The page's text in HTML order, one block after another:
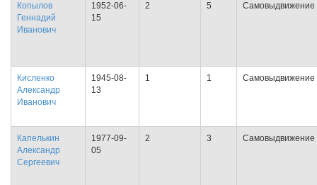
Копылов
Геннадий
Иванович
1952-06-
15
2 5 Самовыдвижение
Кисленко
Александр
Иванович
1945-08-
13
1 1 Самовыдвижение
Капелькин
Александр
Сергеевич
1977-09-
05
2 3 Самовыдвижение